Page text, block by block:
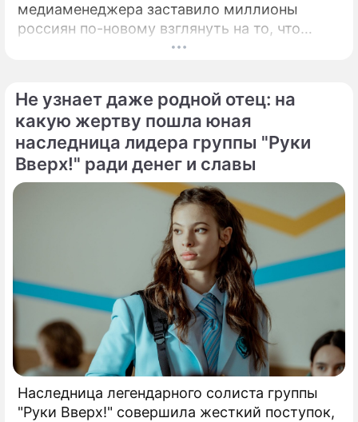
медиаменеджера заставило миллионы
россиян по-новому взглянуть на то, что
годами происходит на экране главного
холдинга "Газпром-медиа" Александр Жаров
решился на неожидаемый и крайне острый
демарш.
Не узнает даже родной отец: на
какую жертву пошла юная
наследница лидера группы "Руки
Вверх!" ради денег и славы
Наследница легендарного солиста группы
"Руки Вверх!" совершила жесткий поступок,